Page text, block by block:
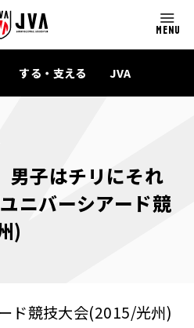
MENU
する・支える JVA
男子はチリにそれ
ニバーシアード競
)
ド競技大会(2015/光州)